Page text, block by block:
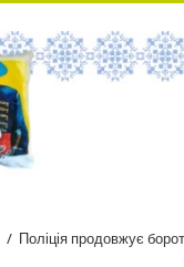
/ Поліція продовжує